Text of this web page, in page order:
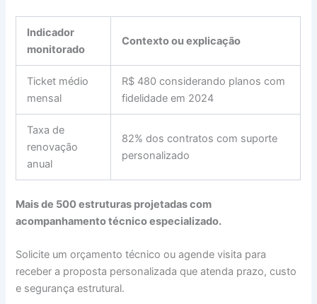
Indicador
monitorado
Contexto ou explicação
Ticket médio
mensal
R$ 480 considerando planos com
fidelidade em 2024
Taxa de
renovação
anual
82% dos contratos com suporte
personalizado
Mais de 500 estruturas projetadas com
acompanhamento técnico especializado.
Solicite um orçamento técnico ou agende visita para
receber a proposta personalizada que atenda prazo, custo
e segurança estrutural.